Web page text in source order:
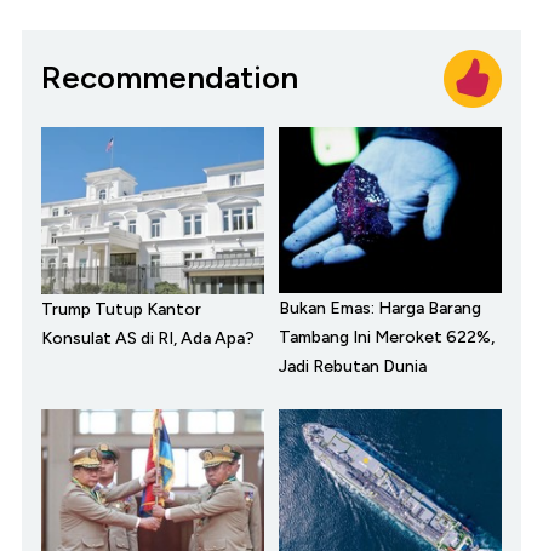
Recommendation
Trump Tutup Kantor
Konsulat AS di RI, Ada Apa?
Bukan Emas: Harga Barang
Tambang Ini Meroket 622%,
Jadi Rebutan Dunia